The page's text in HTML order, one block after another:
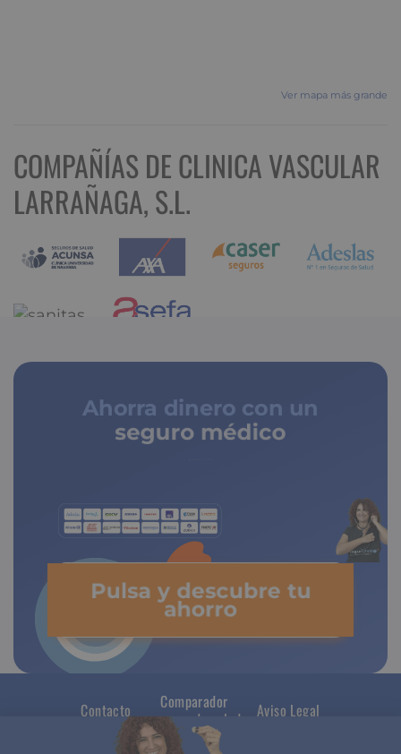
Ver mapa más grande
COMPAÑÍAS DE CLINICA VASCULAR
LARRAÑAGA, S.L.
Ahorra dinero con un
seguro médico
Pulsa y descubre tu
ahorro
Contacto
Comparador
seguros de salud
Aviso Legal